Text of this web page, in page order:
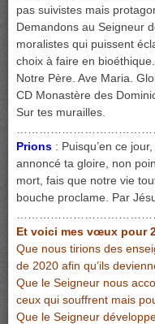
pas suivistes mais
Demandons au Seigneur
moralistes qui puissent
choix à faire en bioéthique.
Notre Père. Ave Maria.
CD Monastère des
Sur tes murailles.
Prions : Puisqu’en ce
annoncé ta gloire, non
mort, fais que notre vie
bouche proclame. Par
Et voici mes vœux pour
Que nous tirions des
de 2020 afin qu’ils
Que le Seigneur nous
ceux qui souffrent mais
Que le Seigneur